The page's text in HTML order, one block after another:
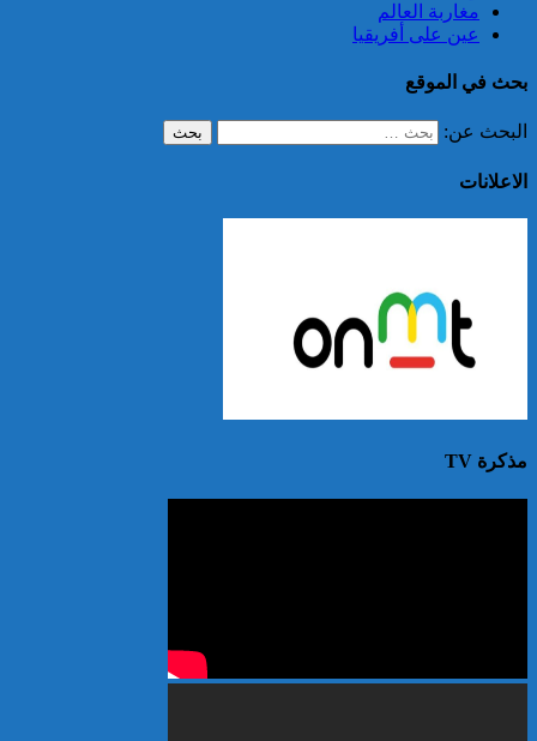
مغاربة العالم
عين على أفريقيا
بحث في الموقع
البحث عن:
الاعلانات
مذكرة TV